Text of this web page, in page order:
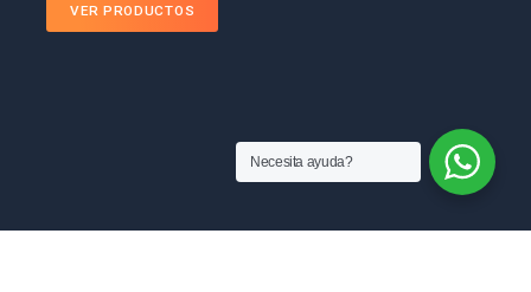
VER PRODUCTOS
Necesita ayuda?